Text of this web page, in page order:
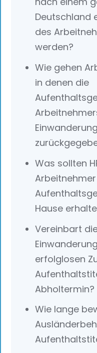
Deutschland
des
werden?
Wie gehen
in denen die
Was sollten
Hause
Vereinbart
erfolglosen
Abholtermin?
Wie lange